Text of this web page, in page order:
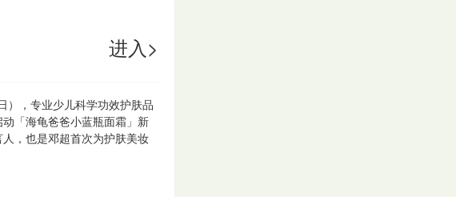
进入>
），专业少儿科学功效护肤品
「海龟爸爸小蓝瓶面霜」新
，也是邓超首次为护肤美妆